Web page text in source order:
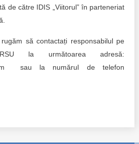
de către IDIS „Viitorul” în parteneriat
să contactați responsabilul pe
la următoarea adresă:
sau la numărul de telefon